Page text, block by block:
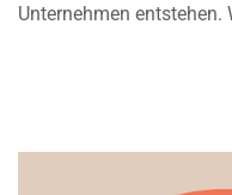
Unternehmen entstehen.